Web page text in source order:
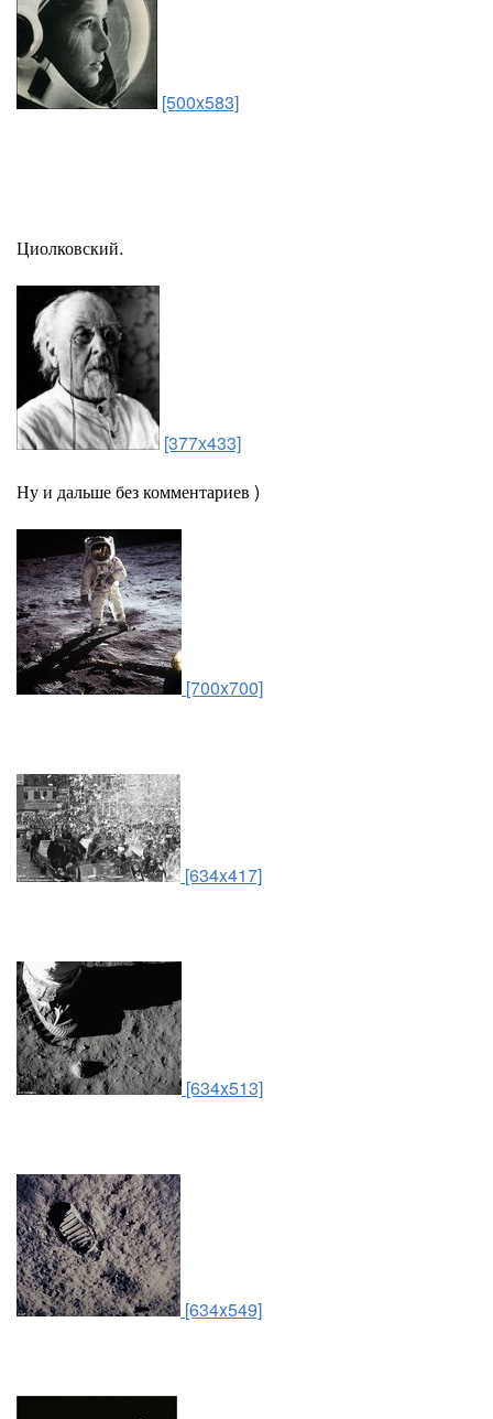
[500x583]
Циолковский.
[377x433]
Ну и дальше без комментариев )
[700x700]
[634x417]
[634x513]
[634x549]